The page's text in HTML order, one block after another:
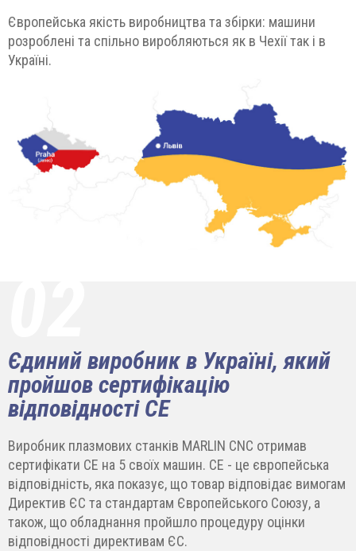
Європейська якість виробництва та збірки: машини
розроблені та спільно виробляються як в Чехії так і в
Україні.
Єдиний виробник в Україні, який
пройшов сертифікацію
відповідності СЕ
Виробник плазмових станків MARLIN CNC отримав
сертифікати СЕ на 5 своїх машин. СЕ - це європейська
відповідність, яка показує, що товар відповідає вимогам
Директив ЄС та стандартам Європейського Союзу, а
також, що обладнання пройшло процедуру оцінки
відповідності директивам ЄС.